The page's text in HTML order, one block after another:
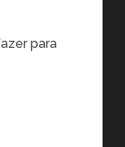
para